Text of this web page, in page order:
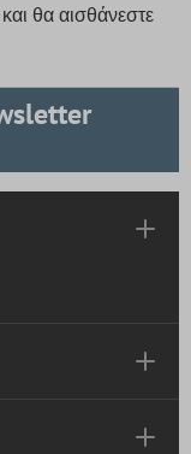
θα αισθάνεστε